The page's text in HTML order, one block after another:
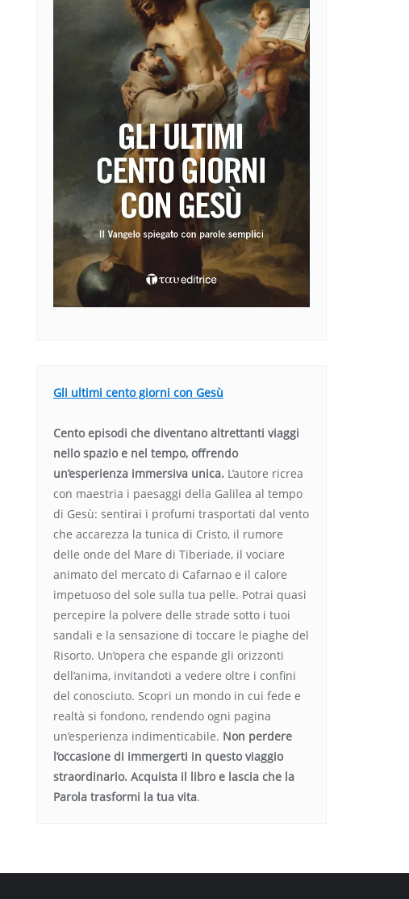
Gli ultimi cento giorni con Gesù
Cento episodi che diventano altrettanti viaggi
nello spazio e nel tempo, offrendo
un’esperienza immersiva unica. L’autore ricrea
con maestria i paesaggi della Galilea al tempo
di Gesù: sentirai i profumi trasportati dal vento
che accarezza la tunica di Cristo, il rumore
delle onde del Mare di Tiberiade, il vociare
animato del mercato di Cafarnao e il calore
impetuoso del sole sulla tua pelle. Potrai quasi
percepire la polvere delle strade sotto i tuoi
sandali e la sensazione di toccare le piaghe del
Risorto. Un’opera che espande gli orizzonti
dell’anima, invitandoti a vedere oltre i confini
del conosciuto. Scopri un mondo in cui fede e
realtà si fondono, rendendo ogni pagina
un’esperienza indimenticabile. Non perdere
l’occasione di immergerti in questo viaggio
straordinario. Acquista il libro e lascia che la
Parola trasformi la tua vita.